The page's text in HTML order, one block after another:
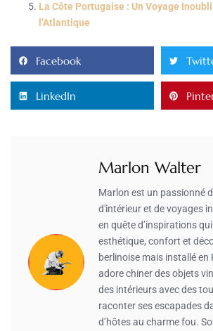
La Côte Portugaise : Un Voyage
l’Atlantique
Facebook
LinkedIn
Marlon Walter
Marlon est un passionné
d'intérieur et de voyages
en quête d’inspirations
esthétique, confort et
berlinoise mais installé en
adore chiner des objets
des intérieurs avec des
raconter ses escapades
d’hôtes au charme fou.